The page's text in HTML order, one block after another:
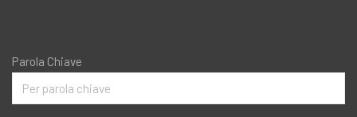
Parola Chiave